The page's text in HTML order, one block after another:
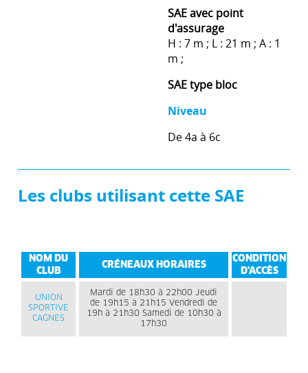
SAE avec point
d'assurage
H : 7 m ; L : 21 m ; A : 1
m ;
SAE type bloc
Niveau
De 4a à 6c
Les clubs utilisant cette SAE
NOM DU
CLUB
CRÉNEAUX HORAIRES
CONDITION
D'ACCÈS
UNION
SPORTIVE
CAGNES
Mardi de 18h30 à 22h00 Jeudi
de 19h15 à 21h15 Vendredi de
19h à 21h30 Samedi de 10h30 à
17h30